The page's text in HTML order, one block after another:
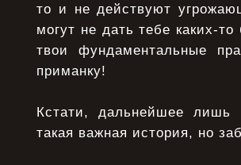
то и не действуют
могут не дать тебе каких-
твои фундаментальные
приманку!
Кстати, дальнейшее
такая важная история, но